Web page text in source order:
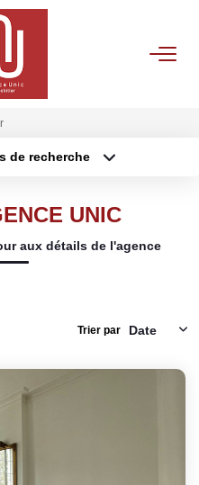
de recherche
UNIC
aux détails de l'agence
Trier par